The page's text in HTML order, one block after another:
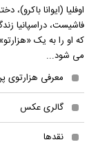
اوفلیا (ایوانا
فاشیست، دراسپانیا
که او را به یک
می شود...
معرفی هزارتوی
گالری عکس
نقدها